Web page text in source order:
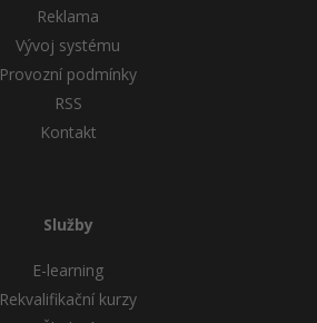
Reklama
Vývoj systému
Provozní podmínky
RSS
Kontakt
Služby
E-learning
Rekvalifikační kurzy